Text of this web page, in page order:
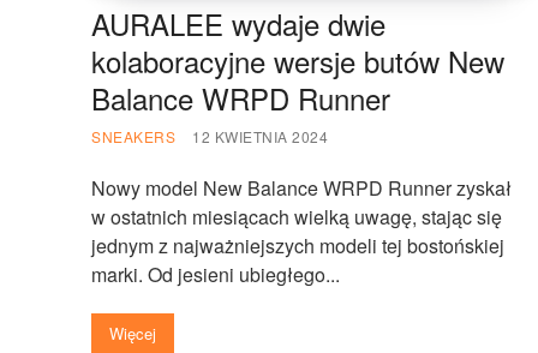
AURALEE wydaje dwie
kolaboracyjne wersje butów New
Balance WRPD Runner
SNEAKERS 12 KWIETNIA 2024
Nowy model New Balance WRPD Runner zyskał
w ostatnich miesiącach wielką uwagę, stając się
jednym z najważniejszych modeli tej bostońskiej
marki. Od jesieni ubiegłego...
Więcej